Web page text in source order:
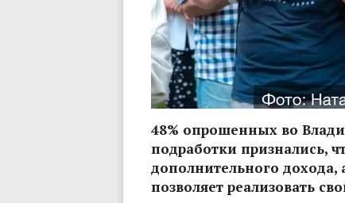
48% опрошенных во
подработки признались,
дополнительного дохода,
позволяет реализовать